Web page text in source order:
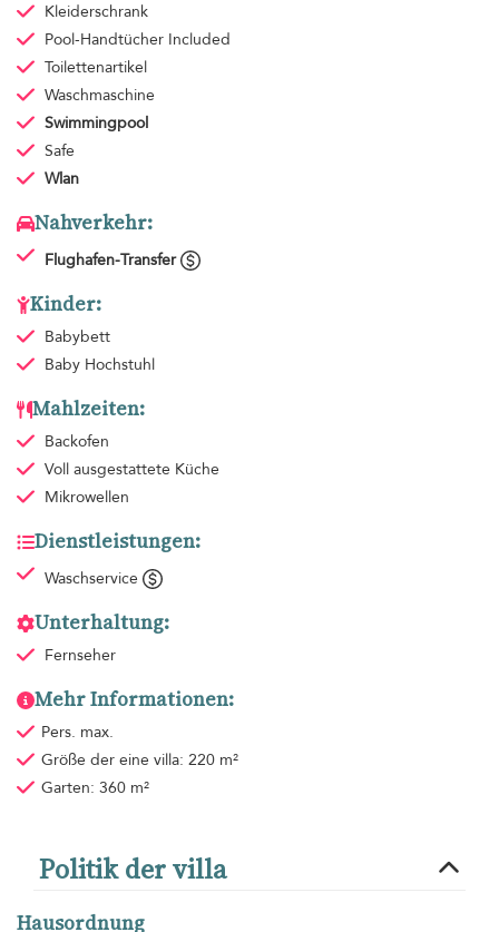
Kleiderschrank
Pool-Handtücher Included
Toilettenartikel
Waschmaschine
Swimmingpool
Safe
Wlan
Nahverkehr:
Flughafen-Transfer
Kinder:
Babybett
Baby Hochstuhl
Mahlzeiten:
Backofen
Voll ausgestattete Küche
Mikrowellen
Dienstleistungen:
Waschservice
Unterhaltung:
Fernseher
Mehr Informationen:
Pers. max.
Größe der eine villa: 220 m²
Garten: 360 m²
Politik der villa
Hausordnung